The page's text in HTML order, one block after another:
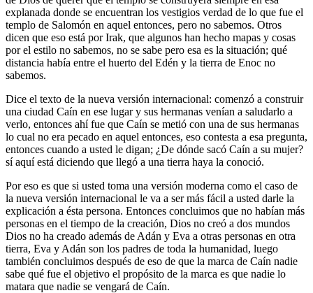
explanada donde se encuentran los vestigios verdad de lo que fue el
templo de Salomón en aquel entonces, pero no sabemos. Otros
dicen que eso está por Irak, que algunos han hecho mapas y cosas
por el estilo no sabemos, no se sabe pero esa es la situación; qué
distancia había entre el huerto del Edén y la tierra de Enoc no
sabemos.
Dice el texto de la nueva versión internacional: comenzó a construir
una ciudad Caín en ese lugar y sus hermanas venían a saludarlo a
verlo, entonces ahí fue que Caín se metió con una de sus hermanas
lo cual no era pecado en aquel entonces, eso contesta a esa pregunta,
entonces cuando a usted le digan; ¿De dónde sacó Caín a su mujer?
sí aquí está diciendo que llegó a una tierra haya la conoció.
Por eso es que si usted toma una versión moderna como el caso de
la nueva versión internacional le va a ser más fácil a usted darle la
explicación a ésta persona. Entonces concluimos que no habían más
personas en el tiempo de la creación, Dios no creó a dos mundos
Dios no ha creado además de Adán y Eva a otras personas en otra
tierra, Eva y Adán son los padres de toda la humanidad, luego
también concluimos después de eso de que la marca de Caín nadie
sabe qué fue el objetivo el propósito de la marca es que nadie lo
matara que nadie se vengará de Caín.